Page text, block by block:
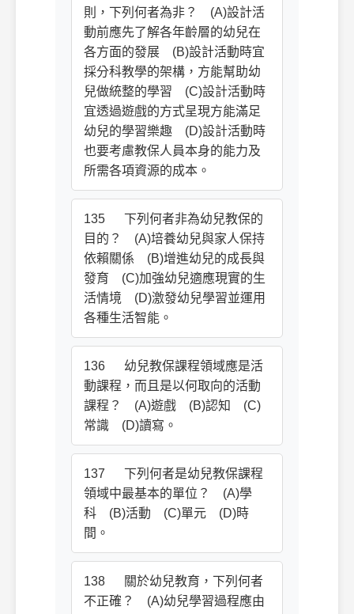
則，下列何者為非？ (A)設計活
動前應先了解各年齡層的幼兒在
各方面的發展 (B)設計活動時宜
採分科教學的架構，方能幫助幼
兒做統整的學習 (C)設計活動時
宜透過遊戲的方式呈現方能滿足
幼兒的學習樂趣 (D)設計活動時
也要考慮教保人員本身的能力及
所需各項資源的成本。
135 下列何者非為幼兒教保的
目的？ (A)培養幼兒與家人保持
依賴關係 (B)增進幼兒的成長與
發育 (C)加強幼兒適應現實的生
活情境 (D)激發幼兒學習並運用
各種生活智能。
136 幼兒教保課程領域應是活
動課程，而且是以何取向的活動
課程？ (A)遊戲 (B)認知 (C)
常識 (D)讀寫。
137 下列何者是幼兒教保課程
領域中最基本的單位？ (A)學
科 (B)活動 (C)單元 (D)時
間。
138 關於幼兒教育，下列何者
不正確？ (A)幼兒學習過程應由